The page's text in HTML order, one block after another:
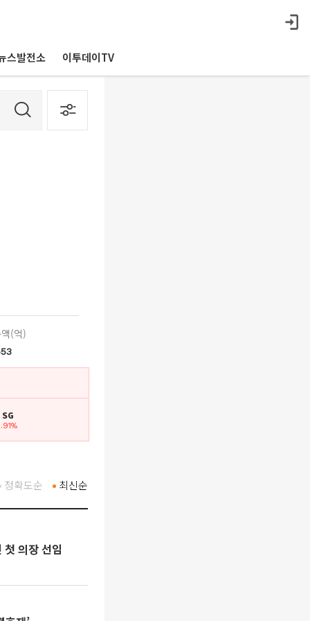
스발전소 이투데이TV
(억)
최신순
정확도순
의장 선임